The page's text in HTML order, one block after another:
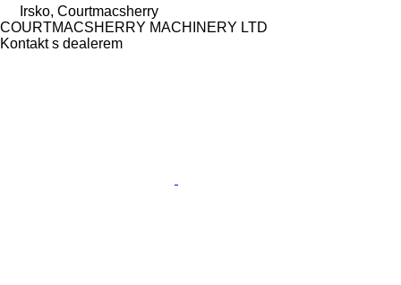
Irsko, Courtmacsherry
COURTMACSHERRY MACHINERY LTD
Kontakt s dealerem